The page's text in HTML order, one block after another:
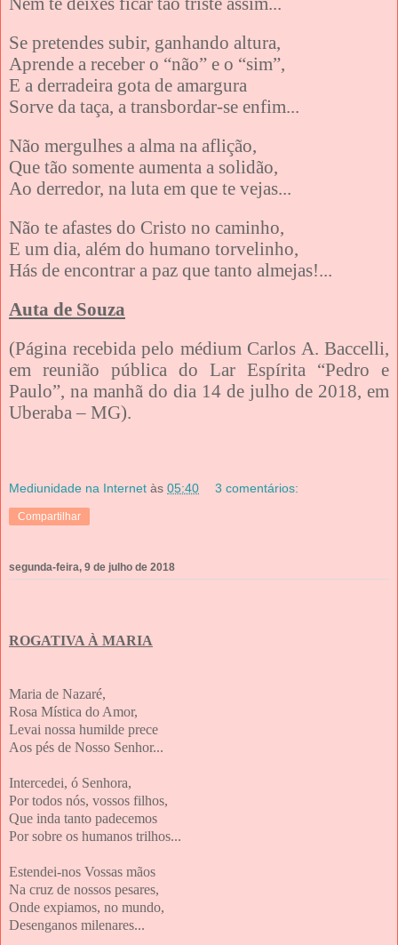
Se pretendes subir, ganhando altura,
Aprende a receber o “não” e o “sim”,
E a derradeira gota de amargura
Sorve da taça, a transbordar-se enfim...
Não mergulhes a alma na aflição,
Que tão somente aumenta a solidão,
Ao derredor, na luta em que te vejas...
Não te afastes do Cristo no caminho,
E um dia, além do humano torvelinho,
Hás de encontrar a paz que tanto almejas!...
Auta de Souza
(Página recebida pelo médium Carlos A. Baccelli,
em reunião pública do Lar Espírita “Pedro e
Paulo”, na manhã do dia 14 de julho de 2018, em
Uberaba – MG).
Mediunidade na Internet às 05:40 3 comentários:
Compartilhar
segunda-feira, 9 de julho de 2018
ROGATIVA À MARIA
Maria de Nazaré,
Rosa Mística do Amor,
Levai nossa humilde prece
Aos pés de Nosso Senhor...
Intercedei, ó Senhora,
Por todos nós, vossos filhos,
Que inda tanto padecemos
Por sobre os humanos trilhos...
Estendei-nos Vossas mãos
Na cruz de nossos pesares,
Onde expiamos, no mundo,
Desenganos milenares...